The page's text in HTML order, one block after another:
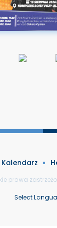
Kalendarz
prawa
Select